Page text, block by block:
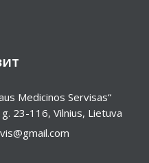
Medicinos Servisas“
23-116, Vilnius, Lietuva